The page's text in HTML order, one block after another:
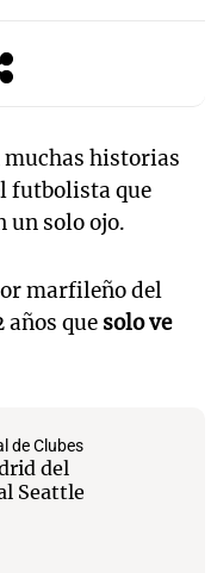
muchas historias
futbolista que
un solo ojo.
marfileño del
años que solo ve
de Clubes
del
Seattle
Cadena 3